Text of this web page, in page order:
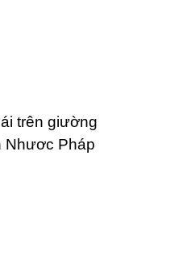
trên giường
Nhươc Pháp